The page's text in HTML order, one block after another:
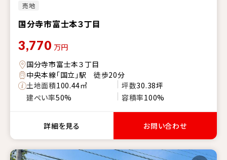
売地
国分寺市富士本３丁目
3,770 万円
国分寺市富士本３丁目
中央本線「国立」駅 徒歩20分
土地面積100.44㎡ 坪数30.38坪
建ぺい率50% 容積率100%
詳細を見る お問い合わせ